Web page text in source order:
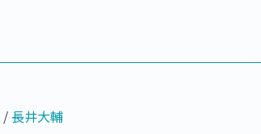
/ 長井大輔